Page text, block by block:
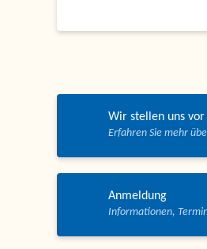
Wir stellen uns vor
Anmeldung